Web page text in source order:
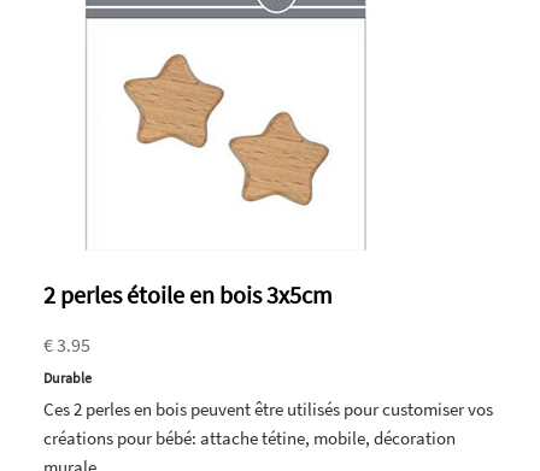
2 perles étoile en bois 3x5cm
€ 3.95
Durable
Ces 2 perles en bois peuvent être utilisés pour customiser vos
créations pour bébé: attache tétine, mobile, décoration